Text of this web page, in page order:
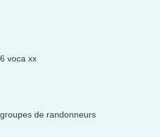
voca xx
de randonneurs